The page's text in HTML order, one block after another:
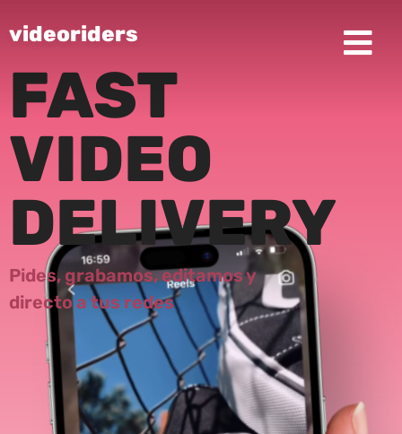
videoriders
FAST
VIDEO
DELIVERY
Pides, grabamos,editamos y
directo a tus redes​